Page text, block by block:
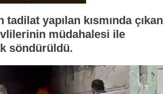
yapılan kısmında çıkan
müdahalesi ile
söndürüldü.